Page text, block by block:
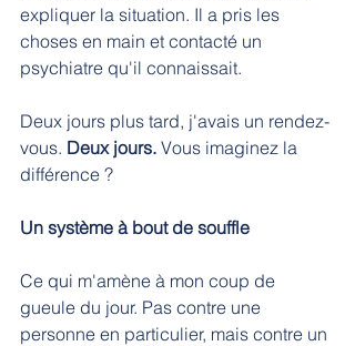
expliquer la situation. Il a pris les
choses en main et contacté un
psychiatre qu'il connaissait.
Deux jours plus tard, j'avais un rendez-
vous. Deux jours. Vous imaginez la
différence ?
Un système à bout de souffle
Ce qui m'amène à mon coup de
gueule du jour. Pas contre une
personne en particulier, mais contre un